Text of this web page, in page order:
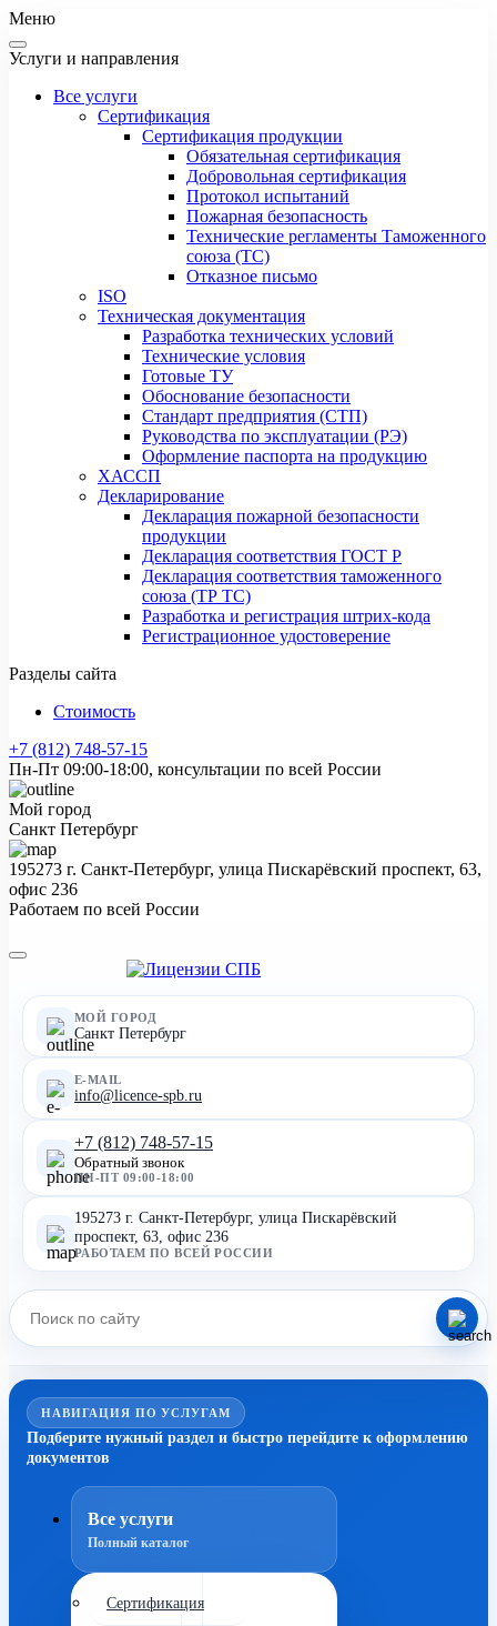
Меню
Услуги и направления
Все услуги
Сертификация
Сертификация продукции
Обязательная сертификация
Добровольная сертификация
Протокол испытаний
Пожарная безопасность
Технические регламенты Таможенного
союза (ТС)
Отказное письмо
ISO
Техническая документация
Разработка технических условий
Технические условия
Готовые ТУ
Обоснование безопасности
Стандарт предприятия (СТП)
Руководства по эксплуатации (РЭ)
Оформление паспорта на продукцию
ХАССП
Декларирование
Декларация пожарной безопасности
продукции
Декларация соответствия ГОСТ Р
Декларация соответствия таможенного
союза (ТР ТС)
Разработка и регистрация штрих-кода
Регистрационное удостоверение
Разделы сайта
Стоимость
+7 (812) 748-57-15
Пн-Пт 09:00-18:00, консультации по всей России
Мой город
Санкт Петербург
195273 г. Санкт-Петербург, улица Пискарёвский проспект, 63,
офис 236
Работаем по всей России
МОЙ ГОРОД
Санкт Петербург
E-MAIL
info@licence-spb.ru
+7 (812) 748-57-15
Обратный звонок
ПН-ПТ 09:00-18:00
195273 г. Санкт-Петербург, улица Пискарёвский
проспект, 63, офис 236
РАБОТАЕМ ПО ВСЕЙ РОССИИ
НАВИГАЦИЯ ПО УСЛУГАМ
Подберите нужный раздел и быстро перейдите к оформлению
документов
Все услуги
Полный каталог
Сертификация